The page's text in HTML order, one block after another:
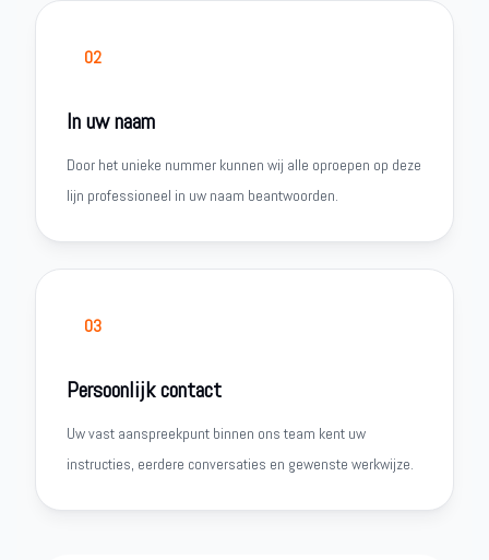
02
In uw naam
Door het unieke nummer kunnen wij alle oproepen op deze
lijn professioneel in uw naam beantwoorden.
03
Persoonlijk contact
Uw vast aanspreekpunt binnen ons team kent uw
instructies, eerdere conversaties en gewenste werkwijze.